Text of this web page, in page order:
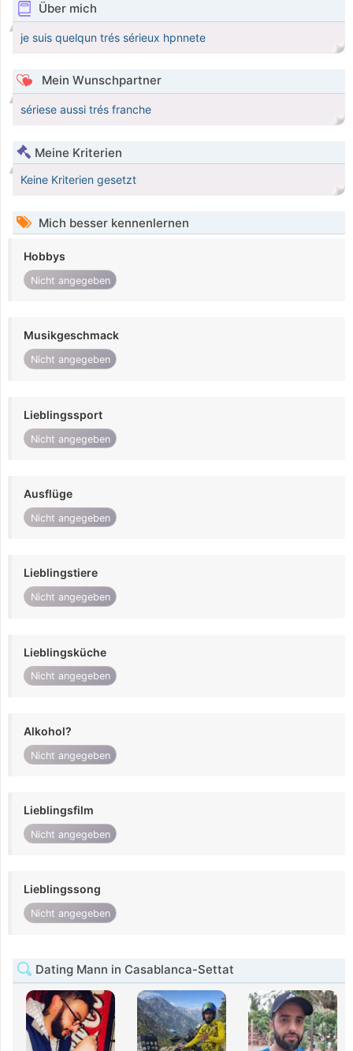
Über mich
je suis quelqun trés sérieux hpnnete
Mein Wunschpartner
sériese aussi trés franche
Meine Kriterien
Keine Kriterien gesetzt
Mich besser kennenlernen
Hobbys
Nicht angegeben
Musikgeschmack
Nicht angegeben
Lieblingssport
Nicht angegeben
Ausflüge
Nicht angegeben
Lieblingstiere
Nicht angegeben
Lieblingsküche
Nicht angegeben
Alkohol?
Nicht angegeben
Lieblingsfilm
Nicht angegeben
Lieblingssong
Nicht angegeben
Dating Mann in Casablanca-Settat